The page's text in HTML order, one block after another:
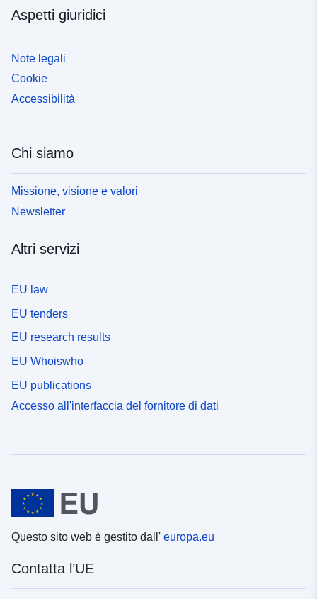
Aspetti giuridici
Note legali
Cookie
Accessibilità
Chi siamo
Missione, visione e valori
Newsletter
Altri servizi
EU law
EU tenders
EU research results
EU Whoiswho
EU publications
Accesso all'interfaccia del fornitore di dati
Questo sito web è gestito dall' europa.eu
Contatta l’UE